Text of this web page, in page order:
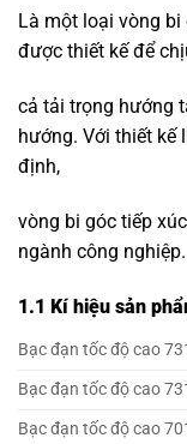
Là một loại vòng
được thiết kế để
cả tải trọng hướng
hướng. Với thiết kế
định,
vòng bi góc tiếp xúc
ngành công nghiệp.
1.1 Kí hiệu sản
Bạc đạn tốc độ cao
Bạc đạn tốc độ cao
Bạc đạn tốc độ cao